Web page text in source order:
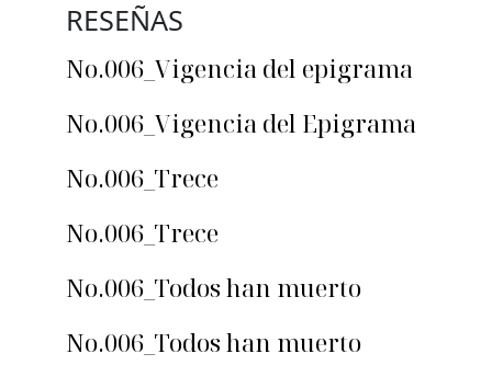
RESEÑAS
No.006_Vigencia del epigrama
No.006_Vigencia del Epigrama
No.006_Trece
No.006_Trece
No.006_Todos han muerto
No.006_Todos han muerto